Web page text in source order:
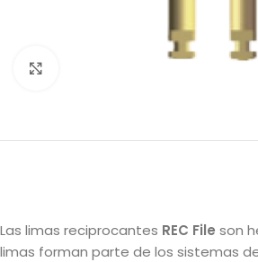
Las limas reciprocantes REC File son
limas forman parte de los sistemas